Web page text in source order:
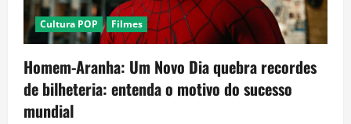
Cultura POP Filmes
Homem-Aranha: Um Novo Dia quebra recordes
de bilheteria: entenda o motivo do sucesso
mundial